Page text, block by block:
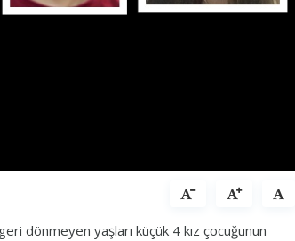
dönmeyen yaşları küçük 4 kız çocuğunun